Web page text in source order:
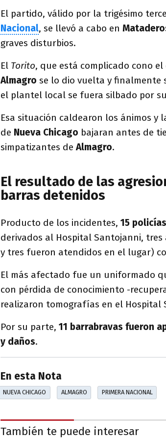
El partido, válido por la trigésimo
Nacional, se llevó a cabo en
graves disturbios.
El Torito, que está complicado cono el
Almagro se lo dio vuelta y finalmente
el plantel local se fuera silbado por
Esa situación caldearon los ánimos y
de Nueva Chicago bajaran antes de
simpatizantes deAlmagro.
El resultado de las
barras detenidos
Producto de los incidentes, 15
derivados al Hospital Santojanni, tres
y tres fueron atendidos en el lugar)
El más afectado fue un uniformado
con pérdida de conocimiento -
realizaron tomografías en el Hospital
Por su parte, 11 barrabravas fueron
y daños.
En esta Nota
NUEVA CHICAGO ALMAGRO PRIMERA NACIONAL
También te puede interesar